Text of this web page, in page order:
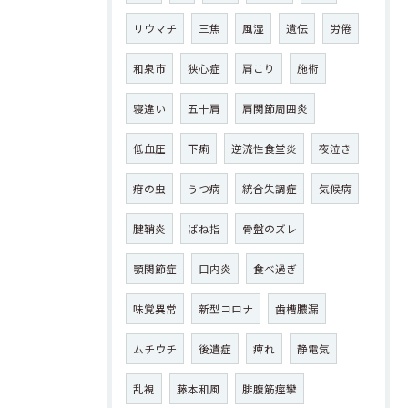
リウマチ 三焦 風湿 遺伝 労倦
和泉市 狭心症 肩こり 施術
寝違い 五十肩 肩関節周囲炎
低血圧 下痢 逆流性食堂炎 夜泣き
疳の虫 うつ病 統合失調症 気候病
腱鞘炎 ばね指 骨盤のズレ
顎関節症 口内炎 食べ過ぎ
味覚異常 新型コロナ 歯槽膿漏
ムチウチ 後遺症 痺れ 静電気
乱視 藤本和風 腓腹筋痙攣